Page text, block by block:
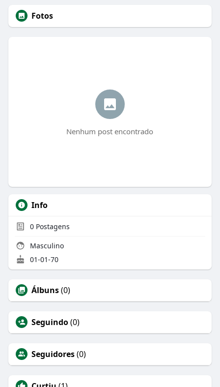
Fotos
Nenhum post encontrado
Info
0Postagens
Masculino
01-01-70
Álbuns(0)
Seguindo(0)
Seguidores(0)